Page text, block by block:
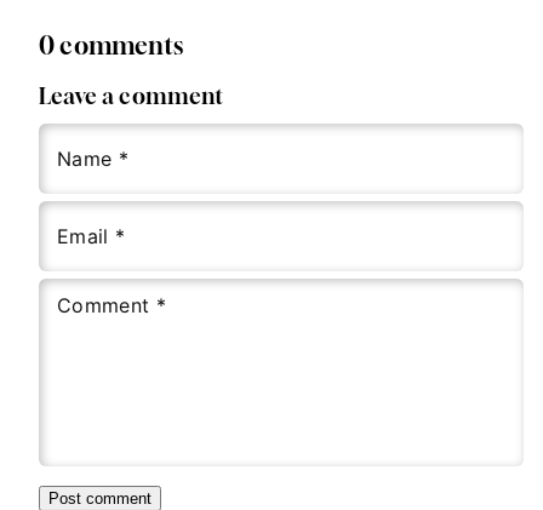
0 comments
Leave a comment
Name *
Email *
Comment *